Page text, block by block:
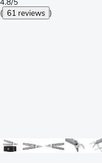
( 61 reviews )